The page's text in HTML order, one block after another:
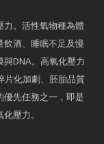
力。活性氧物種為體
飲酒、睡眠不足及慢
DNA。高氧化壓力
片化加劇、胚胎品質
優先任務之一，即是
壓力。